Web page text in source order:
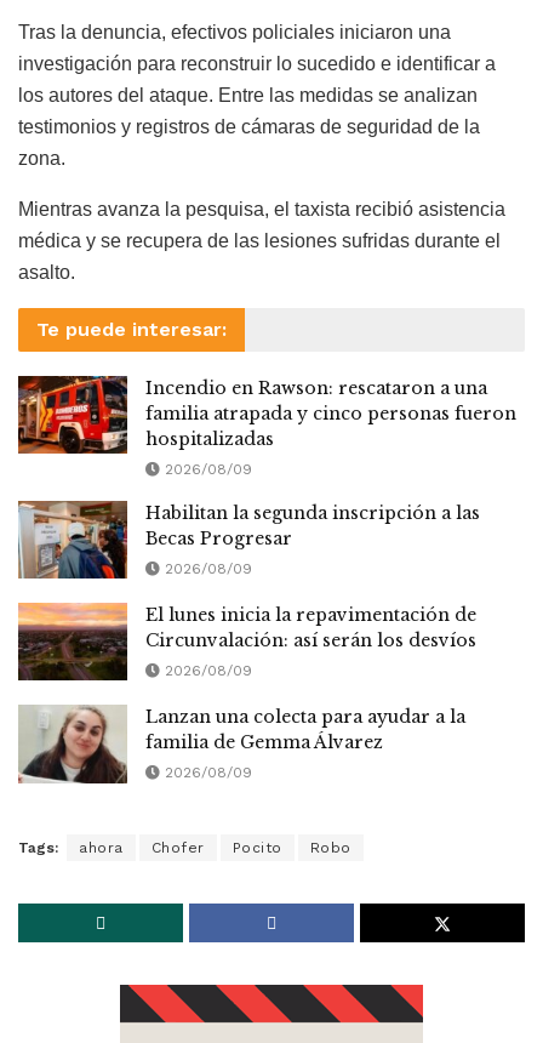
Tras la denuncia, efectivos policiales iniciaron una
investigación para reconstruir lo sucedido e identificar a
los autores del ataque. Entre las medidas se analizan
testimonios y registros de cámaras de seguridad de la
zona.
Mientras avanza la pesquisa, el taxista recibió asistencia
médica y se recupera de las lesiones sufridas durante el
asalto.
Te puede interesar:
Incendio en Rawson: rescataron a una
familia atrapada y cinco personas fueron
hospitalizadas
2026/08/09
Habilitan la segunda inscripción a las
Becas Progresar
2026/08/09
El lunes inicia la repavimentación de
Circunvalación: así serán los desvíos
2026/08/09
Lanzan una colecta para ayudar a la
familia de Gemma Álvarez
2026/08/09
Tags: ahora Chofer Pocito Robo